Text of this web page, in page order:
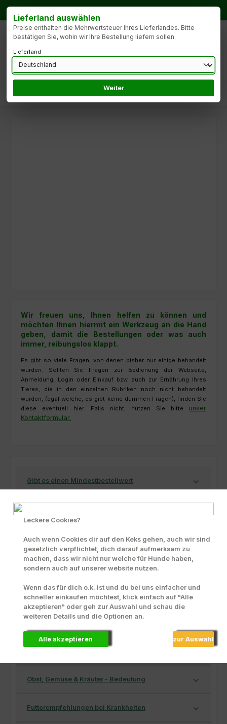
Zum Hauptinhalt springen
Wir freuen uns, Ihnen helfen zu können und
möchten Ihnen hiermit ein Werkzeug an die Hand
geben, damit die Bestellungen oder was auch
immer, reibungslos klappt.
Es gibt so viele Fragen, von denen bisher nur einige behandelt
wurden. Sollten Sie Fragen zur Bedienung der Webseite,
Anmeldung, Login oder Einkauf bzw. auch zur Ernährung Ihres
Tieres, die in den einzelnen Rubriken noch nicht behandelt
wurden, (egal welche, es gibt keine dummen Fragen), finden Sie
diese eventuell hier. Falls nicht, nutzen Sie bitte unser
Kontaktformular.
Gibt es einen Mindestbestellwert
Wie als Kunde anmelden?
Bestellungen anlegen / ändern / stornieren
Liefervereinbarungen
Obst, Gemüse & Kräuter - Bedeutung
Futterempfehlungen bei Krankheiten
Lieferland auswählen
Preise enthalten die Mehrwertsteuer Ihres Lieferlandes. Bitte
bestätigen Sie, wohin wir Ihre Bestellung liefern sollen.
Lieferland
Weiter
Leckere Cookies?
Auch wenn Cookies dir auf den Keks gehen, auch wir sind
gesetzlich verpflichtet, dich darauf aufmerksam zu
machen, dass wir nicht nur welche für Hunde haben,
sondern auch auf unserer website nutzen.
Wenn das für dich o.k. ist und du bei uns einfacher und
schneller einkaufen möchtest, klick einfach auf "Alle
akzeptieren" oder geh zur Auswahl und schau die
weiteren Details und die Optionen an.
Alle akzeptieren zur Auswahl